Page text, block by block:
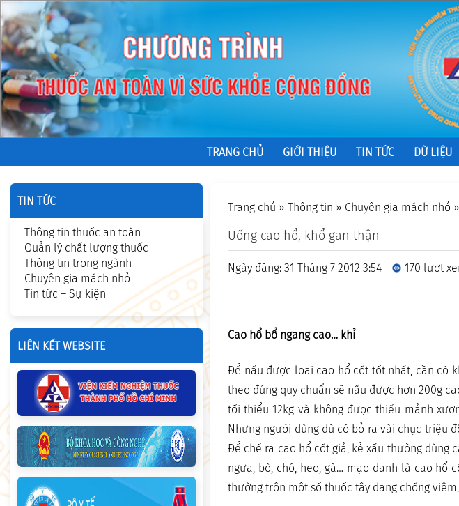
TRANG CHỦ GIỚI THIỆU TIN TỨC DỮ LIỆU
Trang chủ » Thông tin » Chuyên gia mách nhỏ »
Uống cao hổ, khổ gan thận
Ngày đăng: 31 Tháng 7 2012 3:54 170 lượt
Cao hổ bổ ngang cao… khỉ
Để nấu được loại cao hổ cốt tốt nhất, cần có
theo đúng quy chuẩn sẽ nấu được hơn 200g
tối thiểu 12kg và không được thiếu mảnh
Nhưng người dùng dù có bỏ ra vài chục triệu
Để chế ra cao hổ cốt giả, kẻ xấu thường dùng
ngựa, bò, chó, heo, gà… mạo danh là cao hổ
thường trộn một số thuốc tây dạng chống
TIN TỨC
Thông tin thuốc an toàn
Quản lý chất lượng thuốc
Thông tin trong ngành
Chuyên gia mách nhỏ
Tin tức – Sự kiện
LIÊN KẾT WEBSITE